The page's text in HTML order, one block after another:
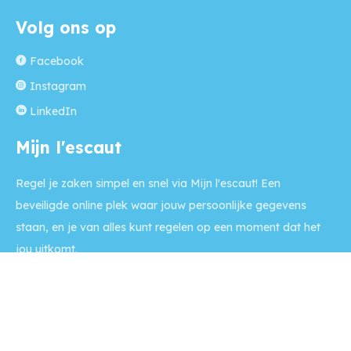
Volg ons op
Facebook
Instagram
LinkedIn
Mijn l'escaut
Regel je zaken simpel en snel via Mijn l'escaut! Een
beveiligde online plek waar jouw persoonlijke gegevens
staan, en je van alles kunt regelen op een moment dat het
jou uitkomt.